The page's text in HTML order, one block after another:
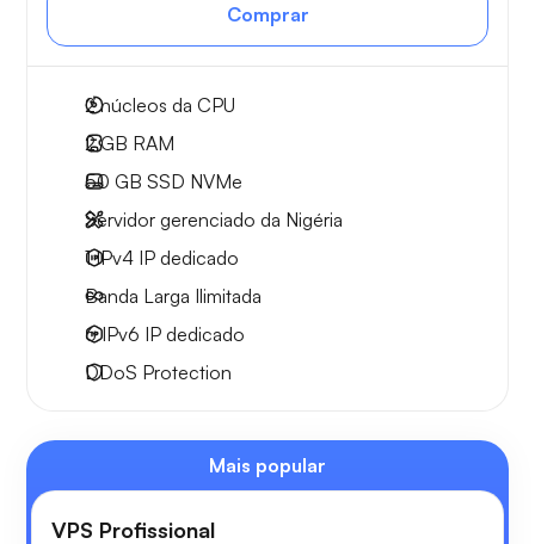
Comprar
2núcleos da CPU
2 GB RAM
50 GB SSD NVMe
Servidor gerenciado da Nigéria
1 IPv4 IP dedicado
Banda Larga Ilimitada
6 IPv6 IP dedicado
DDoS Protection
Mais popular
VPS Profissional